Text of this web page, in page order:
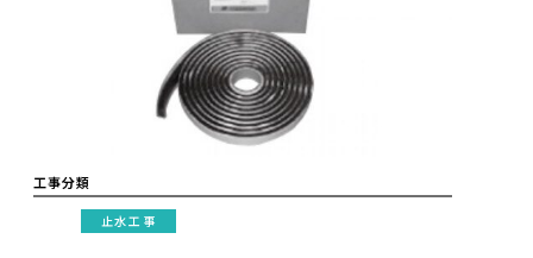
工事分類
止水工事